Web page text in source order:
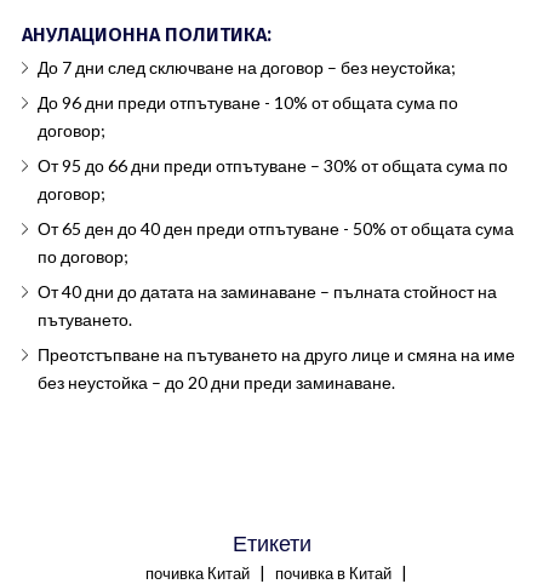
АНУЛАЦИОННА ПОЛИТИКА:
До 7 дни след сключване на договор – без неустойка;
До 96 дни преди отпътуване - 10% от общата сума по
договор;
От 95 до 66 дни преди отпътуване – 30% от общата сума по
договор;
От 65 ден до 40 ден преди отпътуване - 50% от общата сума
по договор;
От 40 дни до датата на заминаване – пълната стойност на
пътуването.
Преотстъпване на пътуването на друго лице и смяна на име
без неустойка – до 20 дни преди заминаване.
Етикети
почивка Китай | почивка в Китай |